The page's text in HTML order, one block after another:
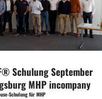
Schulung September
MHP incompany
Schulung für MHP